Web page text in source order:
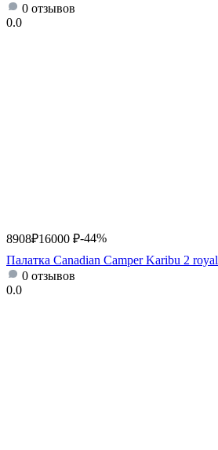
0 отзывов
0.0
8908₽16000 ₽-44%
Палатка Canadian Camper Karibu 2 royal
0 отзывов
0.0